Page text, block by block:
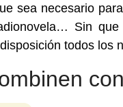
sea necesario
Sin
todos los